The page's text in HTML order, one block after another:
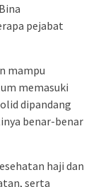
pejabat
mampu
memasuki
dipandang
benar-benar
haji dan
serta